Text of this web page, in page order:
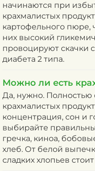
начинаются при
крахмалистых
картофельного пюре,
них высокий
провоцируют скачки
диабета 2 типа.
Можно ли есть
Да, нужно. Полностью
крахмалистых
концентрация, сон и
выбирайте
гречка, киноа,
хлеб. От белой
сладких хлопьев стоит